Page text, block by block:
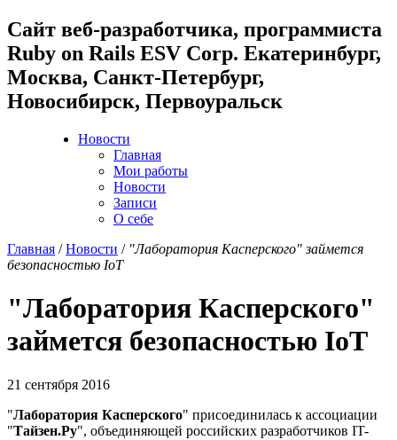
Cайт веб-разработчика, программиста
Ruby on Rails ESV Corp. Екатеринбург,
Москва, Санкт-Петербург,
Новосибирск, Первоуральск
Новости
Главная
Мои работы
Новости
Записи
О себе
Главная /Новости / "Лаборатория Касперского" займется
безопасностью IoT
"Лаборатория Касперского"
займется безопасностью IoT
21 сентября 2016
"Лаборатория Касперского" присоединилась к ассоциации
"Тайзен.Ру", объединяющей российских разработчиков IT-